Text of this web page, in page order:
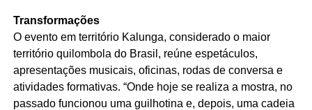
Transformações
O evento em território Kalunga, considerado o maior
território quilombola do Brasil, reúne espetáculos,
apresentações musicais, oficinas, rodas de conversa e
atividades formativas. “Onde hoje se realiza a mostra, no
passado funcionou uma guilhotina e, depois, uma cadeia